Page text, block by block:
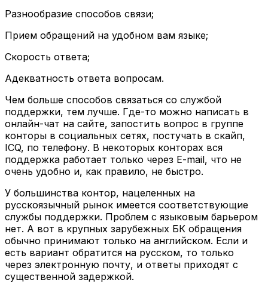
Разнообразие способов связи;
Прием обращений на удобном вам языке;
Скорость ответа;
Адекватность ответа вопросам.
Чем больше способов связаться со службой
поддержки, тем лучше. Где-то можно написать в
онлайн-чат на сайте, запостить вопрос в группе
конторы в социальных сетях, постучать в скайп,
ICQ, по телефону. В некоторых конторах вся
поддержка работает только через E-mail, что не
очень удобно и, как правило, не быстро.
У большинства контор, нацеленных на
русскоязычный рынок имеется соответствующие
службы поддержки. Проблем с языковым барьером
нет. А вот в крупных зарубежных БК обращения
обычно принимают только на английском. Если и
есть вариант обратится на русском, то только
через электронную почту, и ответы приходят с
существенной задержкой.